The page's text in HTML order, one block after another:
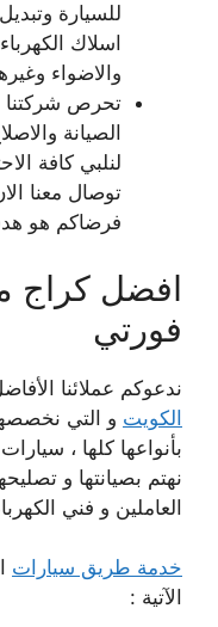
للسيارة
اسلاك
والاضواء
تحرص شركتنا
الصيانة
لنلبي كافة
توصال معنا
فرضاكم هو
افضل كراج
فورتي
ندعوكم عملائنا
الكويت و التي
بأنواعها كلها ،
نهتم بصيانتها و
العاملين و فني
خدمة طريق سيارات
الآتية :